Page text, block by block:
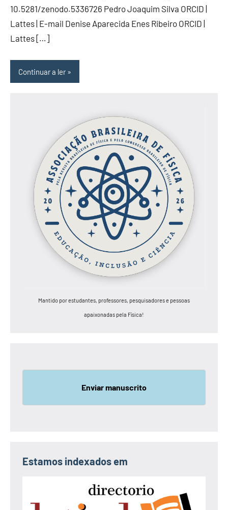
10.5281/zenodo.5336726 Pedro Joaquim Silva ORCID |
Lattes | E-mail Denise Aparecida Enes Ribeiro ORCID |
Lattes […]
Continuar a ler
Mantido por estudantes, professores, pesquisadores e pessoas
apaixonadas pela Física!
Enviar manuscrito
Estamos indexados em